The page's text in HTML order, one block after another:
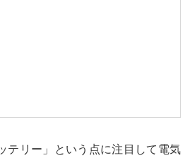
テリー」という点に注目して電気